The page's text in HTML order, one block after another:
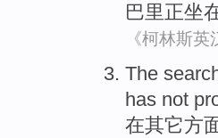
巴里正坐
《柯林斯英
The
has not
在其它方